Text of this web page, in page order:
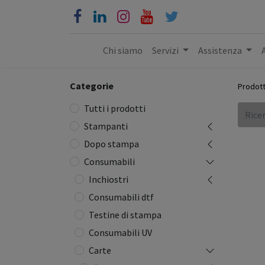
Chi siamo Servizi Assistenza
Categorie
Tutti i prodotti
Stampanti
Dopo stampa
Consumabili
Inchiostri
Consumabili dtf
Testine di stampa
Consumabili UV
Carte